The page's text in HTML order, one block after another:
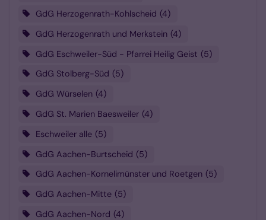
GdG Herzogenrath-Kohlscheid 4
GdG Herzogenrath und Merkstein 4
GdG Eschweiler-Süd - Pfarrei Heilig Geist 5
GdG Stolberg-Süd
5
GdG Würselen 4
GdG St. Marien Baesweiler 4
Eschweiler alle 5
GdG Aachen-Burtscheid 5
GdG Aachen-Kornelimünster und Roetgen
5
GdG Aachen-Mitte 5
GdG Aachen-Nord 4